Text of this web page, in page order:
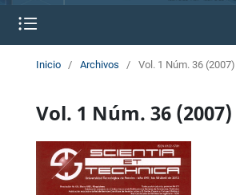
Inicio / Archivos / Vol. 1 Núm. 36 (2007)
Vol. 1 Núm. 36 (2007)